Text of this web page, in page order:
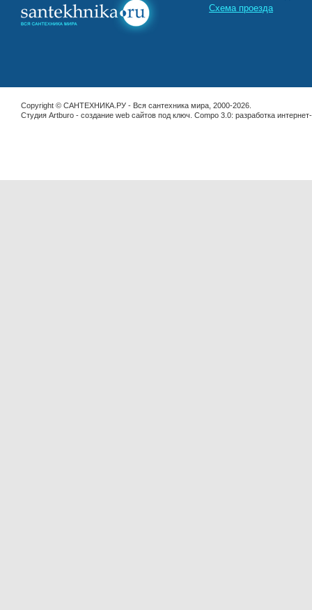
Схема проезда
Copyright © САНТЕХНИКА.РУ - Вся сантехника мира, 2000-2026.
Студия Artburo - cоздание web сайтов под ключ . Compo 3.0: разработка